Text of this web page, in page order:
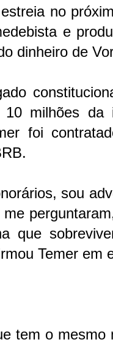
no
e
dinheiro de
milhões da
foi
sou
que
Temer em
tem o